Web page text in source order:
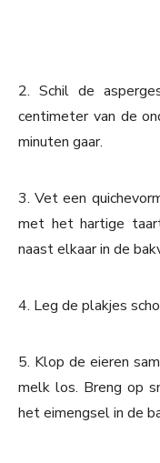
2. Schil de
centimeter van de
minuten gaar.
3. Vet een
met het hartige
naast elkaar in de
4. Leg de plakjes
5. Klop de eieren
melk los. Breng op
het eimengsel in de